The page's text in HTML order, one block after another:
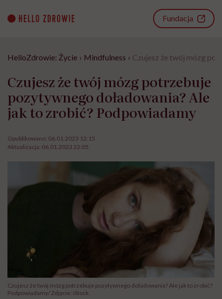
content
Fundacja
HelloZdrowie: Życie › Mindfulness › Czujesz że twój mózg
Czujesz że twój mózg potrzebuje
pozytywnego doładowania? Ale
jak to zrobić? Podpowiadamy
Opublikowano: 06.01.2023 12:15
Aktualizacja: 06.01.2023 22:05
Czujesz że twój mózg potrzebuje pozytywnego doładowania? Ale jak to zrobić?
Podpowiadamy/ Zdjęcie: iStock